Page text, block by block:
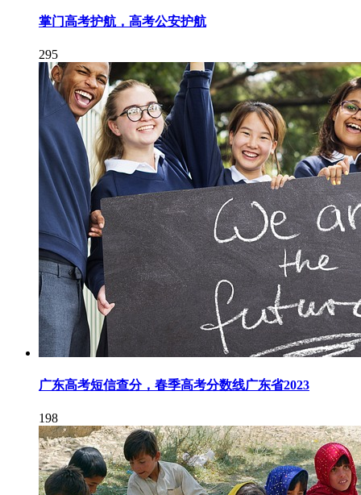
掌门高考护航，高考公安护航
295
广东高考短信查分，春季高考分数线广东省2023
198